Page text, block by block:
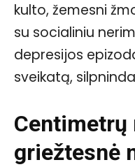
kulto, žemesni
su socialiniu
depresijos
sveikatą,
Centimetrų
griežtesnė